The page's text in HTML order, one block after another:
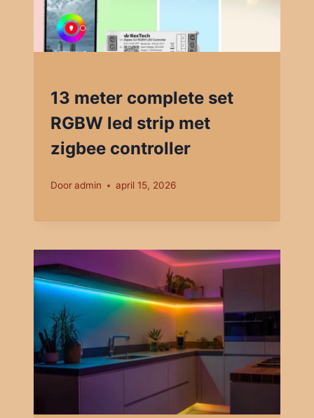
13 meter complete set
RGBW led strip met
zigbee controller
Dooradmin april 15, 2026